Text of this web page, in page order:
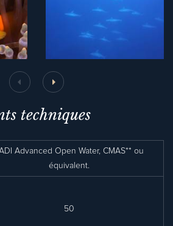
techniques
Advanced Open Water, CMAS** ou
équivalent.
50